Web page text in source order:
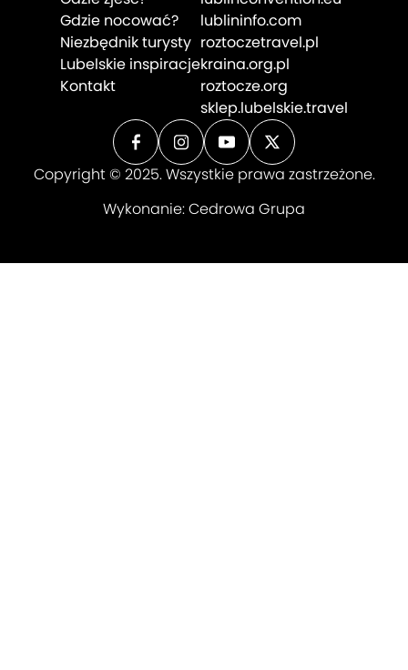
Gdzie nocować?
Niezbędnik turysty
Lubelskie inspiracje
Kontakt
lublininfo.com
roztoczetravel.pl
kraina.org.pl
roztocze.org
sklep.lubelskie.travel
Copyright © 2025. Wszystkie prawa zastrzeżone.
Wykonanie: Cedrowa Grupa